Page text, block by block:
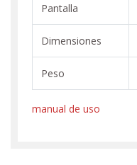
Pantalla
Dimensiones
Peso
manual de uso